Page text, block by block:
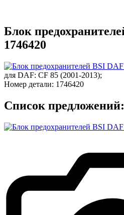
Блок
1746420
для DAF: CF 85 (2001-2013);
Номер детали: 1746420
Список предложений: